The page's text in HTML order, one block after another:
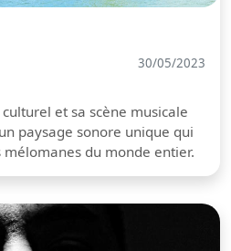
30/05/2023
et sa scène musicale
paysage sonore unique qui
du monde entier.